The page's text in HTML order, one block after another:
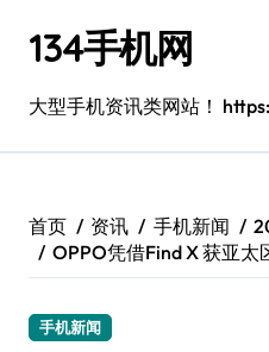
134手机网
大型手机资讯类网站！
首页 资讯 手机新闻
OPPO凭借Find X 获亚太
手机新闻